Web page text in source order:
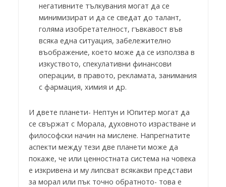
негативните тълкувания могат да се
минимизират и да се сведат до талант,
голяма изобретателност, гъвкавост във
всяка една ситуация, забележително
въображение, което може да се използва в
изкуството, спекулативни финансови
операции, в правото, рекламата, занимания
с фармация, химия и др.
И двете планети- Нептун и Юпитер могат да
се свържат с Морала, духовното израстване и
философски начин на мислене. Напрегнатите
аспекти между тези две планети може да
покаже, че или ценностната система на човека
е изкривена и му липсват всякакви представи
за морал или пък точно обратното- това е